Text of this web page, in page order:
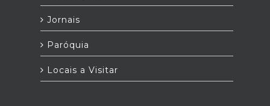
Jornais
Paróquia
Locais a Visitar